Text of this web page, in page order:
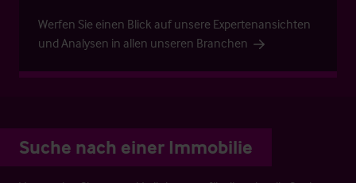
Werfen Sie einen Blick auf unsere Expertenansichten
und Analysen in allen unseren Branchen
Suche nach einer Immobilie